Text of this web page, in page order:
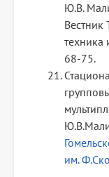
Ю.В.
Вестник
68-75.
им.